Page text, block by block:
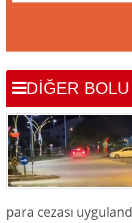
DİĞER BOLU
para cezası